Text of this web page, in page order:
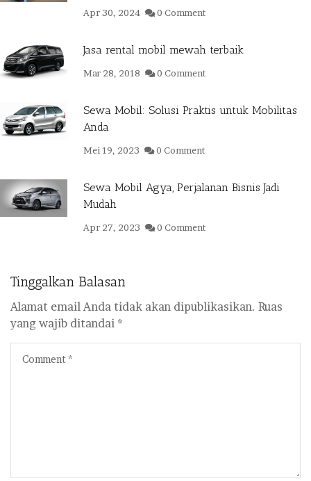
Apr 30, 2024 0 Comment
Jasa rental mobil mewah terbaik
Mar 28, 2018 0 Comment
Sewa Mobil: Solusi Praktis untuk Mobilitas
Anda
Mei 19, 2023 0 Comment
Sewa Mobil Agya, Perjalanan Bisnis Jadi
Mudah
Apr 27, 2023 0 Comment
Tinggalkan Balasan
Alamat email Anda tidak akan dipublikasikan. Ruas
yang wajib ditandai *